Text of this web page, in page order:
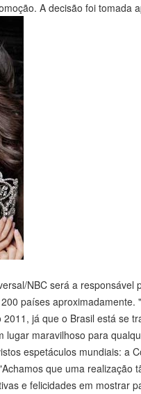
A decisão foi tomada
NBC será a
países
já que o Brasil está se
lugar maravilhoso para
espetáculos mundiais: a
que uma
e felicidades em mostrar